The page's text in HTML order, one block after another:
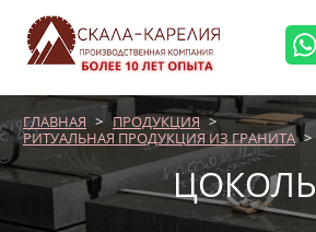
ГЛАВНАЯ
ПРОДУКЦИЯ
РИТУАЛЬНАЯ ПРОДУКЦИЯ ИЗ ГРАНИТА
ЦОКОЛЬ